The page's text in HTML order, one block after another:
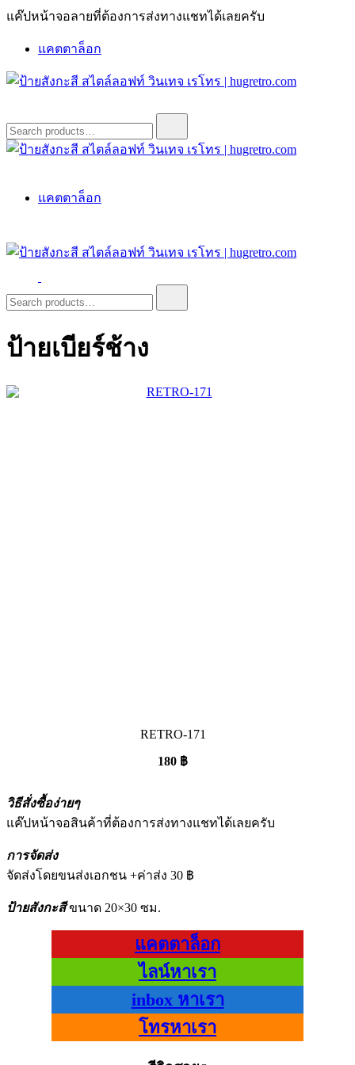
Skip
แค๊ปหน้าจอลายที่ต้องการส่งทางแชทได้เลยครับ
แคตตาล็อก
ป้ายสังกะสี สไตล์ลอฟท์ วินเทจ เรโทร | hugretro.com
ป้ายวินเทจ แต่งบ้าน ร้านกาแฟ ผับ โรงแรม ป้ายโค้ก เป็ปซี่เวสป้า
ฮาร์เล่ย์โฆษณาเก่าโบราณ มีราคาแบบสวยๆเพียบหรือสั่งทำโทร
O8664277II
for:
ฮาร์เล่ย์โฆษณาเก่าโบราณ มีราคาแบบสวยๆเพียบหรือสั่งทำโทร
แคตตาล็อก
ป้ายสังกะสี สไตล์ลอฟท์ วินเทจ เรโทร | hugretro.com
ป้ายวินเทจ แต่งบ้าน ร้านกาแฟ ผับ โรงแรม ป้ายโค้ก เป็ปซี่เวสป้า
ฮาร์เล่ย์โฆษณาเก่าโบราณ มีราคาแบบสวยๆเพียบหรือสั่งทำโทร
for:
ป้ายเบียร์ช้าง
RETRO-171
180 ฿
วิธีสั่งซื้อง่ายๆ
แค๊ปหน้าจอสินค้าที่ต้องการส่งทางแชทได้เลยครับ
การจัดส่ง
จัดส่งโดยขนส่งเอกชน +ค่าส่ง 30 ฿
ป้ายสังกะสีขนาด 20×30 ซม.
แคตตาล็อก
ไลน์หาเรา
inbox หาเรา
โทรหาเรา